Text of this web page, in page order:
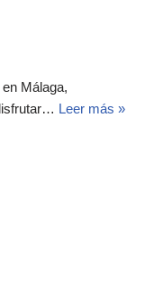
Málaga,
Leer más »